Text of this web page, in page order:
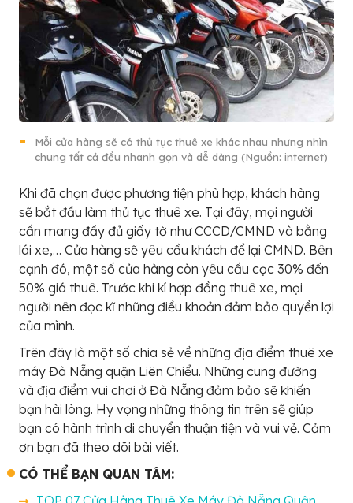
Mỗi cửa hàng sẽ có thủ tục thuê xe khác nhau nhưng nhìn
chung tất cả đều nhanh gọn và dễ dàng (Nguồn: internet)
Khi đã chọn được phương tiện phù hợp, khách hàng
sẽ bắt đầu làm thủ tục thuê xe. Tại đây, mọi người
cần mang đầy đủ giấy tờ như CCCD/CMND và bằng
lái xe,… Cửa hàng sẽ yêu cầu khách để lại CMND. Bên
cạnh đó, một số cửa hàng còn yêu cầu cọc 30% đến
50% giá thuê. Trước khi kí hợp đồng thuê xe, mọi
người nên đọc kĩ những điều khoản đảm bảo quyền lợi
của mình.
Trên đây là một số chia sẻ về những địa điểm thuê xe
máy Đà Nẵng quận Liên Chiểu. Những cung đường
và địa điểm vui chơi ở Đà Nẵng đảm bảo sẽ khiến
bạn hài lòng. Hy vọng những thông tin trên sẽ giúp
bạn có hành trình di chuyển thuận tiện và vui vẻ. Cảm
ơn bạn đã theo dõi bài viết.
CÓ THỂ BẠN QUAN TÂM: